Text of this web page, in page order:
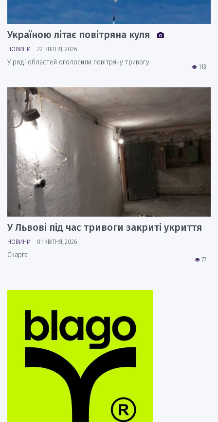
Україною літає повітряна куля
НОВИНИ 22 КВІТНЯ, 2026
113
У ряді областей оголосили повітряну тривогу
У Львові під час тривоги закриті укриття
НОВИНИ 01 КВІТНЯ, 2026
77
Скарга